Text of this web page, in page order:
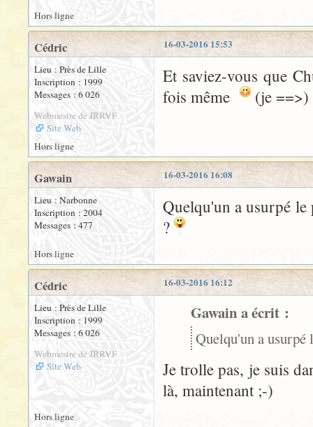
Hors ligne
16-03-2016 15:53
Cédric
Lieu : Près de Lille
Inscription : 1999
Messages : 6 026
Webmestre de JRRVF
Site Web
Et saviez-vous que
fois même
(je ==>)
Hors ligne
16-03-2016 16:08
Gawain
Lieu : Narbonne
Inscription : 2004
Messages : 477
Quelqu'un a usurpé
?
Hors ligne
16-03-2016 16:12
Cédric
Lieu : Près de Lille
Inscription : 1999
Messages : 6 026
Webmestre de JRRVF
Site Web
Gawain a écrit :
Quelqu'un a
Je trolle pas, je suis
là, maintenant ;-)
Hors ligne